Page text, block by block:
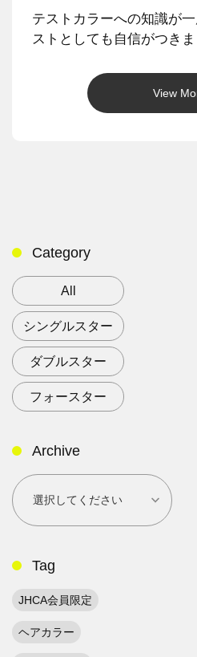
テストカラーへの知識が
ストとしても自信がつきま
View
Category
All
シングルスター
ダブルスター
フォースター
Archive
Tag
JHCA会員限定
ヘアカラー